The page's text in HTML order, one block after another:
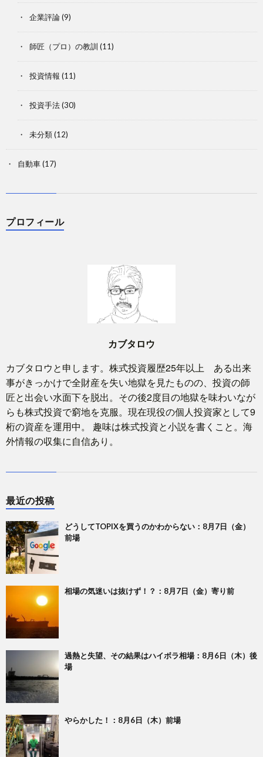
企業評論(9)
師匠（プロ）の教訓 (11)
投資情報 (11)
投資手法(30)
未分類(12)
自動車(17)
プロフィール
カブタロウ
カブタロウと申します。株式投資履歴25年以上 ある出来
事がきっかけで全財産を失い地獄を見たものの、投資の師
匠と出会い水面下を脱出。その後2度目の地獄を味わいなが
らも株式投資で窮地を克服。現在現役の個人投資家として9
桁の資産を運用中。 趣味は株式投資と小説を書くこと。海
外情報の収集に自信あり。
最近の投稿
どうしてTOPIXを買うのかわからない：8月7日（金）
前場
相場の気迷いは抜けず！？：8月7日（金）寄り前
過熱と失望、その結果はハイボラ相場：8月6日（木）後
場
やらかした！：8月6日（木）前場